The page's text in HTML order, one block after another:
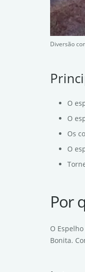
Diversão
O
O
Os
O
Por
O
Bonita.